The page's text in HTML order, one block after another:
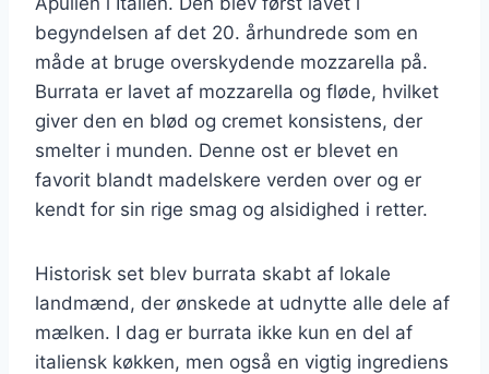
begyndelsen af det 20. århundrede som en
måde at bruge overskydende mozzarella på.
Burrata er lavet af mozzarella og fløde, hvilket
giver den en blød og cremet konsistens, der
smelter i munden. Denne ost er blevet en
favorit blandt madelskere verden over og er
kendt for sin rige smag og alsidighed i retter.
Historisk set blev burrata skabt af lokale
landmænd, der ønskede at udnytte alle dele af
mælken. I dag er burrata ikke kun en del af
italiensk køkken, men også en vigtig ingrediens